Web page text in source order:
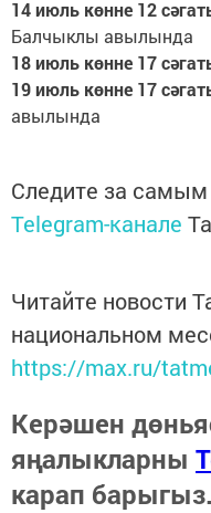
14 июль көнне 12
Балчыклы авылында
18 июль көнне 17
19 июль көнне 17
авылында
Следите за
Telegram-канале
Читайте новости
национальном
https://max.ru/
Керәшен
яңалыкларны
карап барыгыз.